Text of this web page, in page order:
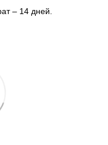
– 14 дней.